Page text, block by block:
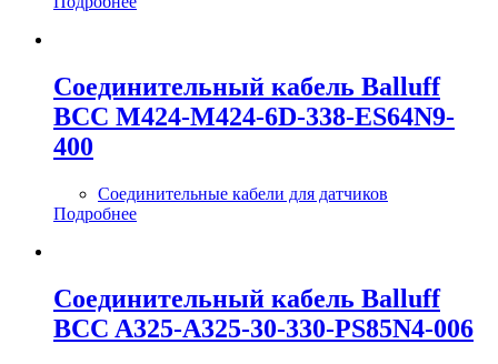
Соединительный кабель Balluff
BCC M424-M424-6D-338-ES64N9-
400
Соединительные кабели для датчиков
Подробнее
Соединительный кабель Balluff
BCC A325-A325-30-330-PS85N4-006